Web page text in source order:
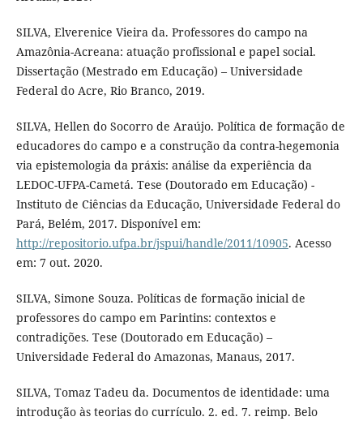
SILVA, Elverenice Vieira da. Professores do campo na
Amazônia-Acreana: atuação profissional e papel social.
Dissertação (Mestrado em Educação) – Universidade
Federal do Acre, Rio Branco, 2019.
SILVA, Hellen do Socorro de Araújo. Política de formação de
educadores do campo e a construção da contra-hegemonia
via epistemologia da práxis: análise da experiência da
LEDOC-UFPA-Cametá. Tese (Doutorado em Educação) -
Instituto de Ciências da Educação, Universidade Federal do
Pará, Belém, 2017. Disponível em:
http://repositorio.ufpa.br/jspui/handle/2011/10905. Acesso
em: 7 out. 2020.
SILVA, Simone Souza. Políticas de formação inicial de
professores do campo em Parintins: contextos e
contradições. Tese (Doutorado em Educação) –
Universidade Federal do Amazonas, Manaus, 2017.
SILVA, Tomaz Tadeu da. Documentos de identidade: uma
introdução às teorias do currículo. 2. ed. 7. reimp. Belo